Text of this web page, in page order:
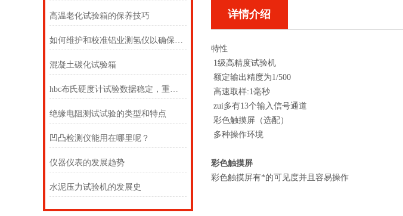
高温老化试验箱的保养技巧
如何维护和校准铝业测氢仪以确保准确度？
混凝土碳化试验箱
hbc布氏硬度计试验数据稳定，重现性好
绝缘电阻测试试验的类型和特点
凹凸检测仪能用在哪里呢？
仪器仪表的发展趋势
水泥压力试验机的发展史
详情介绍
特性
1级高精度试验机
额定输出精度为1/500
高速取样:1毫秒
zui多有13个输入信号通道
彩色触摸屏（选配）
多种操作环境
彩色触摸屏
彩色触摸屏有*的可见度并且容易操作